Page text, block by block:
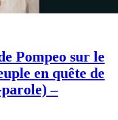
Pompeo sur le
en quête de
–